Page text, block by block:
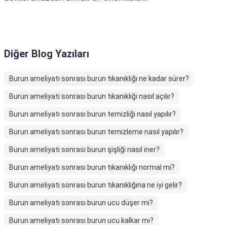
Diğer Blog Yazıları
Burun ameliyatı sonrası burun tıkanıklığı ne kadar sürer?
Burun ameliyatı sonrası burun tıkanıklığı nasıl açılır?
Burun ameliyatı sonrası burun temizliği nasıl yapılır?
Burun ameliyatı sonrası burun temizleme nasıl yapılır?
Burun ameliyatı sonrası burun şişliği nasıl iner?
Burun ameliyatı sonrası burun tıkanıklığı normal mi?
Burun ameliyatı sonrası burun tıkanıklığına ne iyi gelir?
Burun ameliyatı sonrası burun ucu düşer mi?
Burun ameliyatı sonrası burun ucu kalkar mı?